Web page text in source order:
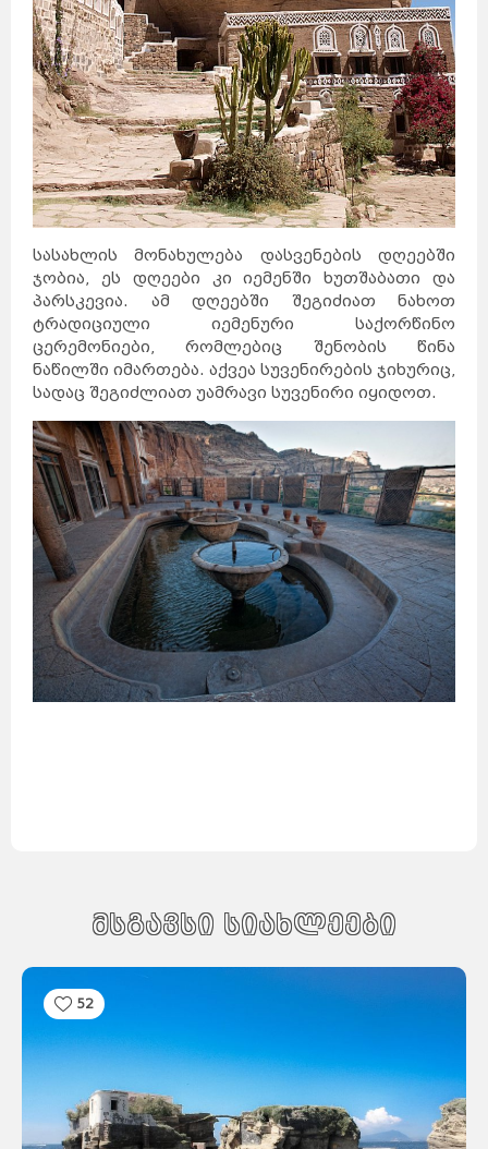
სასახლის მონახულება დასვენების დღეებში
ჯობია, ეს დღეები კი იემენში ხუთშაბათი და
პარსკევია. ამ დღეებში შეგიძიათ ნახოთ
ტრადიციული იემენური საქორწინო
ცერემონიები, რომლებიც შენობის წინა
ნაწილში იმართება. აქვეა სუვენირების ჯიხურიც,
სადაც შეგიძლიათ უამრავი სუვენირი იყიდოთ.
მსგავსი სიახლეები
52